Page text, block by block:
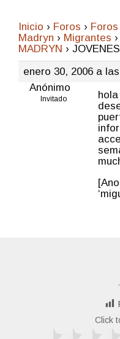
Inicio › Foros ›
Madryn › Migrantes ›
MADRYN ›
enero 30, 2006 a
Anónimo
Invitado
Click